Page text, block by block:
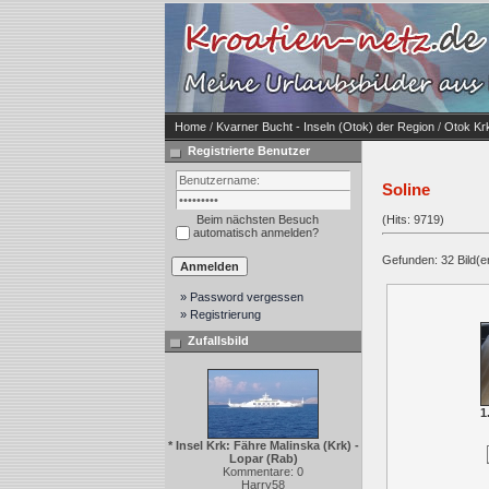
Home / Kvarner Bucht - Inseln (Otok) der Region / Otok
Registrierte Benutzer
Beim nächsten Besuch
automatisch anmelden?
» Password vergessen
» Registrierung
Zufallsbild
* Insel Krk: Fähre Malinska (Krk) -
Lopar (Rab)
Kommentare: 0
Harry58
Soline
(Hits: 9719)
Gefunden: 32